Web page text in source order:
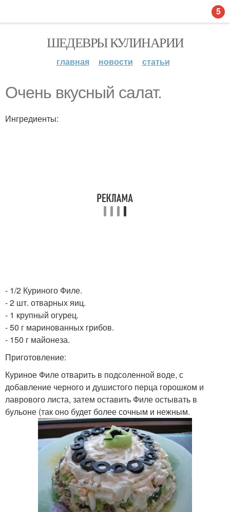
ШЕДЕВРЫ КУЛИНАРИИ
главная новости статьи
Очень вкусный салат.
Ингредиенты:
- 1/2 Куриного Филе.
- 2 шт. отварных яиц.
- 1 крупный огурец.
- 50 г маринованных грибов.
- 150 г майонеза.
Приготовление:
Куриное Филе отварить в подсоленной воде, с
добавление черного и душистого перца горошком и
лаврового листа, затем оставить Филе остывать в
бульоне (так оно будет более сочным и нежным.
5